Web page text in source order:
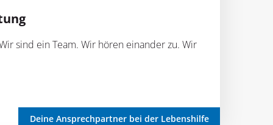
sind ein Team. Wir hören einander zu. Wir
Deine Ansprechpartner bei der Lebenshilfe